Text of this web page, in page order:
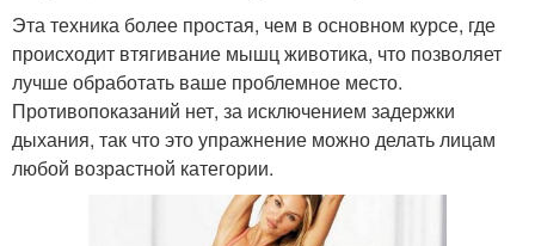
Эта техника более простая, чем в основном курсе, где
происходит втягивание мышц животика, что позволяет
лучше обработать ваше проблемное место.
Противопоказаний нет, за исключением задержки
дыхания, так что это упражнение можно делать лицам
любой возрастной категории.